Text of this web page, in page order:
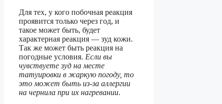
Для тех, у кого побочная реакция
проявится только через год, и
такое может быть, будет
характерная реакция — зуд кожи.
Так же может быть реакция на
погодные условия. Если вы
чувствуете зуд на месте
татуировки в жаркую погоду, то
это может быть из-за аллергии
на чернила при их нагревании.